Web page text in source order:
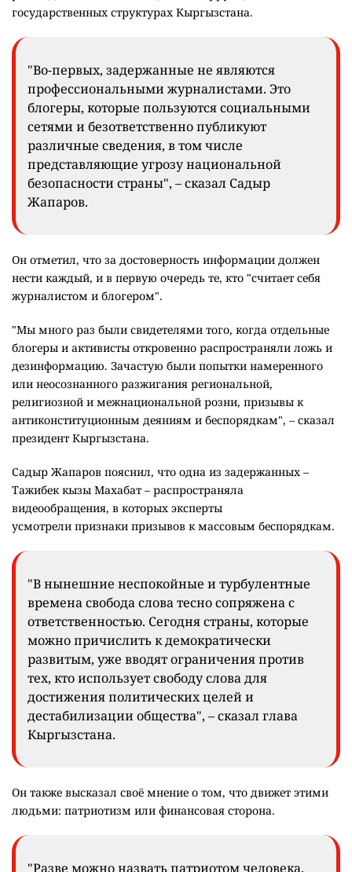
государственных структурах Кыргызстана.
"Во-первых, задержанные не являются
профессиональными журналистами. Это
блогеры, которые пользуются социальными
сетями и безответственно публикуют
различные сведения, в том числе
представляющие угрозу национальной
безопасности страны", – сказал Садыр
Жапаров.
Он отметил, что за достоверность информации должен
нести каждый, и в первую очередь те, кто "считает себя
журналистом и блогером".
"Мы много раз были свидетелями того, когда отдельные
блогеры и активисты откровенно распространяли ложь и
дезинформацию. Зачастую были попытки намеренного
или неосознанного разжигания региональной,
религиозной и межнациональной розни, призывы к
антиконституционным деяниям и беспорядкам", – сказал
президент Кыргызстана.
Садыр Жапаров пояснил, что одна из задержанных –
Тажибек кызы Махабат – распространяла
видеообращения, в которых эксперты
усмотрели признаки призывов к массовым беспорядкам.
"В нынешние неспокойные и турбулентные
времена свобода слова тесно сопряжена с
ответственностью. Сегодня страны, которые
можно причислить к демократически
развитым, уже вводят ограничения против
тех, кто использует свободу слова для
достижения политических целей и
дестабилизации общества", – сказал глава
Кыргызстана.
Он также высказал своё мнение о том, что движет этими
людьми: патриотизм или финансовая сторона.
"Разве можно назвать патриотом человека,